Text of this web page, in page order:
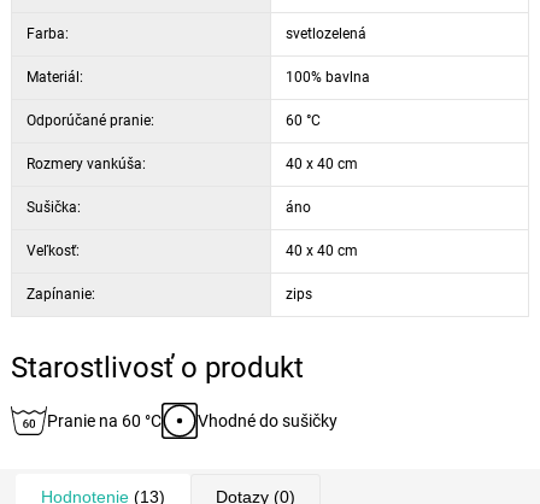
Farba: svetlozelená
Materiál: 100% bavlna
Odporúčané pranie: 60 °C
Rozmery vankúša: 40 x 40 cm
Sušička: áno
Veľkosť: 40 x 40 cm
Zapínanie: zips
Starostlivosť o produkt
Pranie na 60 °C Vhodné do sušičky
Hodnotenie(13) Dotazy(0)